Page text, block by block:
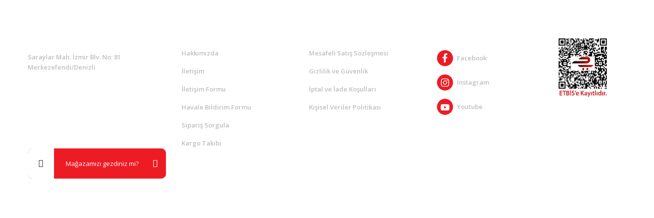
Saraylar Mah. İzmir Blv. No: 81
Merkezefendi/Denizli
Mağazamızı gezdiniz mi?
Hakkımızda
İletişim
İletişim Formu
Havale Bildirim Formu
Sipariş Sorgula
Kargo Takibi
Mesafeli Satış Sözleşmesi
Gizlilik ve Güvenlik
İptal ve İade Koşulları
Kişisel Veriler Politikası
Facebook
Instagram
Youtube